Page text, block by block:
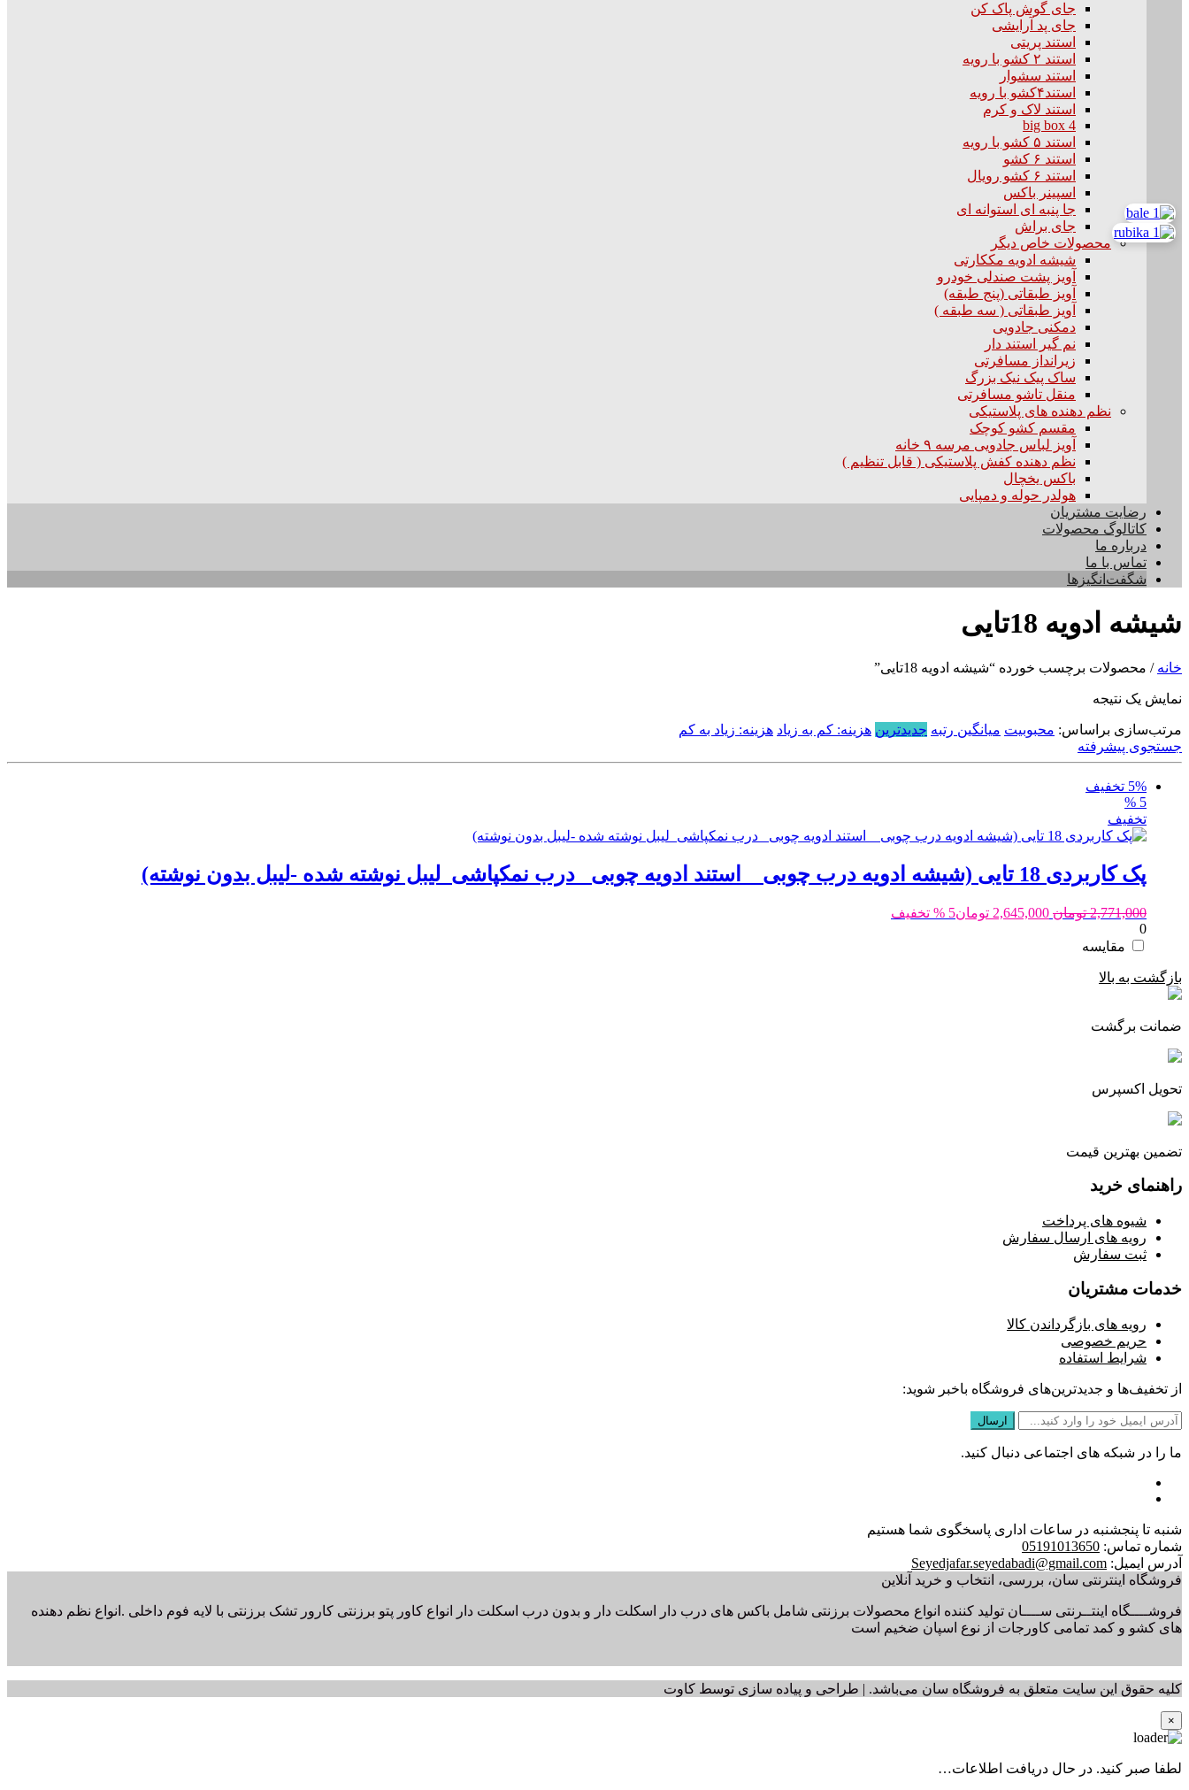
جای گوش پاک کن
جای پد آرایشی
استند پریتی
استند ۲ کشو با رویه
استند سشوار
استند۴کشو با رویه
استند لاک و کرم
big box 4
استند ۵ کشو با رویه
استند ۶ کشو
استند ۶ کشو رویال
اسپینر باکس
جا پنبه ای استوانه ای
جای براش
محصولات خاص دیگر
شیشه ادویه مککارتی
آویز پشت صندلی خودرو
آویز طبقاتی (پنج طبقه)
آویز طبقاتی ( سه طبقه )
دمکنی جادویی
نم گیر استند دار
زیرانداز مسافرتی
ساک پیک نیک بزرگ
منقل تاشو مسافرتی
نظم دهنده های پلاستیکی
مقسم کشو کوچک
آویز لباس جادویی مرسه ۹ خانه
نظم دهنده کفش پلاستیکی ( قابل تنظیم )
باکس یخچال
هولدر حوله و دمپایی
رضایت مشتریان
کاتالوگ محصولات
درباره ما
تماس با ما
شگفت‌انگیزها
شیشه ادویه 18تایی
خانه / محصولات برچسب خورده “شیشه ادویه 18تایی”
نمایش یک نتیجه
مرتب‌سازی براساس: محبوبیت میانگین رتبه جدیدترین هزینه: کم به زیاد هزینه: زیاد به کم
جستجوی پیشرفته
5% تخفیف
5 %
تخفیف
پک کاربردی 18 تایی (شیشه ادویه درب چوبی _ استند ادویه چوبی_ درب نمکپاشی_لیبل نوشته شده -لیبل بدون نوشته)
2,771,000 تومان قیمت
2,645,000 تومان5 % تخفیف
0
مقایسه
بازگشت به بالا
ضمانت برگشت
تحویل اکسپرس
تضمین بهترین قیمت
راهنمای خرید
شیوه های پرداخت
رویه های ارسال سفارش
ثبت سفارش
خدمات مشتریان
رویه های بازگرداندن کالا
حریم خصوصی
شرایط استفاده
از تخفیف‌ها و جدیدترین‌های فروشگاه باخبر شوید:
ما را در شبکه های اجتماعی دنبال کنید.
شنبه تا پنجشنبه در ساعات اداری پاسخگوی شما هستیم
شماره تماس: 05191013650
آدرس ایمیل: Seyedjafar.seyedabadi@gmail.com
فروشگاه اینترنتی سان، بررسی، انتخاب و خرید آنلاین
فروشــــگاه اینتــرنتی ســــان تولید کننده انواع محصولات برزنتی شامل باکس های درب دار اسکلت دار و بدون درب اسکلت دار انواع کاور پتو برزنتی کارور تشک برزنتی با لایه فوم داخلی .انواع نظم دهنده
های کشو و کمد تمامی کاورجات از نوع اسپان ضخیم است
کلیه حقوق این سایت متعلق به فروشگاه سان می‌باشد. | طراحی و پیاده سازی توسط کاوت
×
لطفا صبر کنید. در حال دریافت اطلاعات…